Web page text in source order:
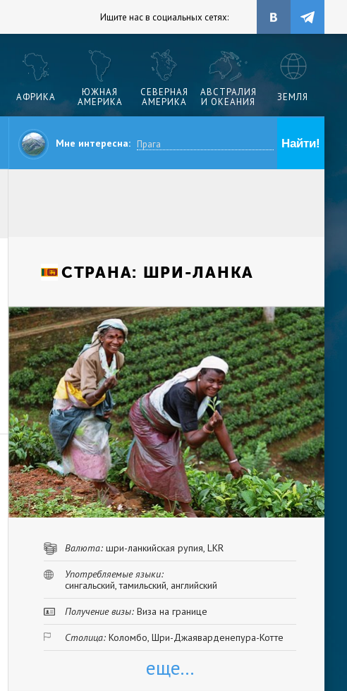
Ищите нас в социальных сетях:
АФРИКА
ЮЖНАЯ
АМЕРИКА
СЕВЕРНАЯ
АМЕРИКА
АВСТРАЛИЯ
И ОКЕАНИЯ
ЗЕМЛЯ
Мне интересна:
СТРАНА: ШРИ-ЛАНКА
Валюта: шри-ланкийская рупия, LKR
Употребляемые языки:
сингальский, тамильский, английский
Получение визы: Виза на границе
Столица: Коломбо, Шри-Джаяварденепура-Котте
еще...